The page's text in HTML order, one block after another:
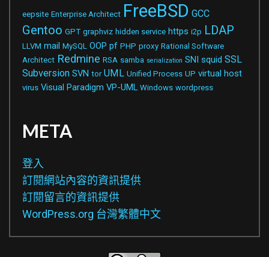
eepsite Enterprise Architect FreeBSD GCC
Gentoo GPT graphviz hidden service https i2p LDAP
LLVM mail MySQL OOP pf PHP proxy Rational Software
Architect Redmine RSA samba serialization SNI squid SSL
Subversion SVN tor UML Unified Process UP virtual host
virus Visual Paradigm VP-UML Windows wordpress
META
登入
訂閱網站內容的資訊提供
訂閱留言的資訊提供
WordPress.org 台灣繁體中文